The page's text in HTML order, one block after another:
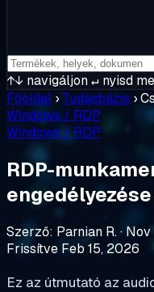
↑↓ navigáljon↵ nyisd
Főoldal › Tudásbázis ›
Windows / RDP
Windows / RDP
RDP-
engedélyezése
Szerző: Parnian R.· Nov
Frissítve Feb 15, 2026
Ez az útmutató az